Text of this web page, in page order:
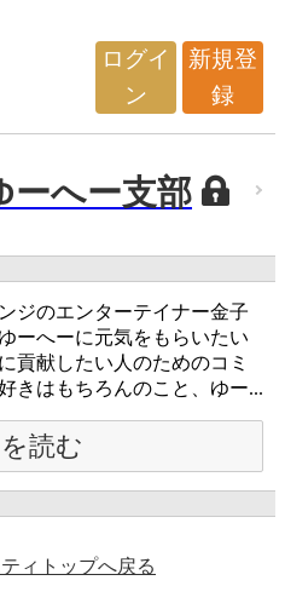
ログイ
ン
新規登
録
ーへー支部
ジのエンターテイナー金子
ーへーに元気をもらいたい
貢献したい人のためのコミ
きはもちろんのこと、ゆー...
読む
ィトップへ戻る